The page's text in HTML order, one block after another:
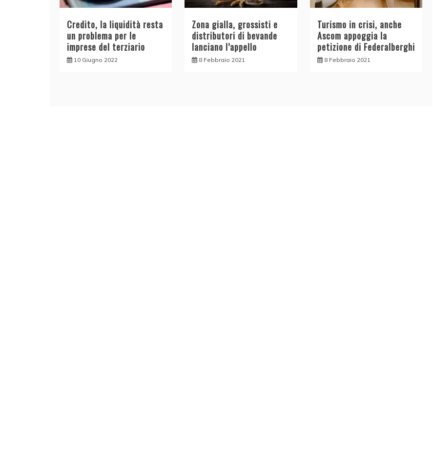
Credito, la liquidità resta
un problema per le
imprese del terziario
10 Giugno 2022
Zona gialla, grossisti e
distributori di bevande
lanciano l’appello
8 Febbraio 2021
Turismo in crisi, anche
Ascom appoggia la
petizione di Federalberghi
8 Febbraio 2021